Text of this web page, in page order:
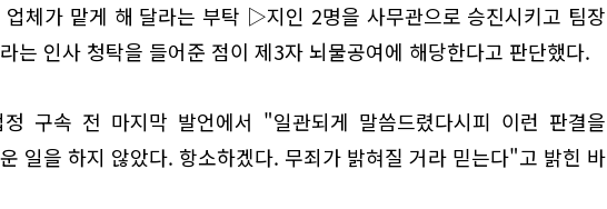
업체가 맡게 해 달라는 부탁 ▷지인 2명을 사무관으로 승진시키고 팀장
는 인사 청탁을 들어준 점이 제3자 뇌물공여에 해당한다고 판단했다.
구속 전 마지막 발언에서 "일관되게 말씀드렸다시피 이런 판결을
일을 하지 않았다. 항소하겠다. 무죄가 밝혀질 거라 믿는다"고 밝힌 바